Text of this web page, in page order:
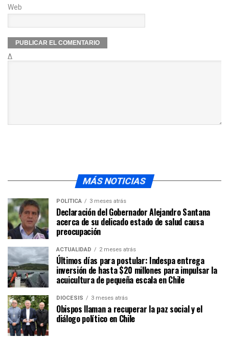
Web
Δ
MÁS NOTICIAS
POLÍTICA 3 meses atrás
Declaración del Gobernador Alejandro Santana
acerca de su delicado estado de salud causa
preocupación
ACTUALIDAD 2 meses atrás
Últimos días para postular: Indespa entrega
inversión de hasta $20 millones para impulsar la
acuicultura de pequeña escala en Chile
DIÓCESIS 3 meses atrás
Obispos llaman a recuperar la paz social y el
diálogo político en Chile